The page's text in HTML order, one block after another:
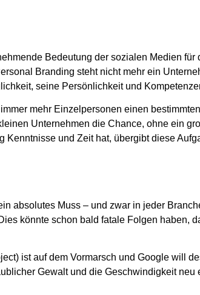
Bedeutung der sozialen Medien
Branding steht nicht mehr ein
seine Persönlichkeit und
mehr Einzelpersonen einen
Unternehmen die Chance, ohne ein
und Zeit hat, übergibt diese
absolutes Muss – und zwar in jeder
könnte schon bald fatale Folgen haben,
ist auf dem Vormarsch und Google will
Gewalt und die Geschwindigkeit neu